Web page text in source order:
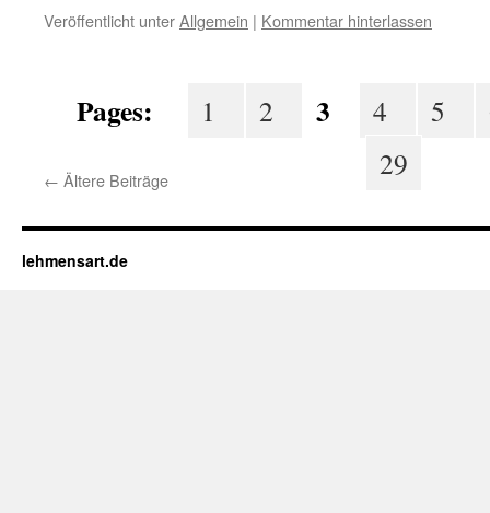
Veröffentlicht unterAllgemein | Kommentar hinterlassen
Pages: 1 2 3 4 5
29
← Ältere Beiträge
lehmensart.de